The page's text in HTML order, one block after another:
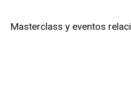
Masterclass y eventos